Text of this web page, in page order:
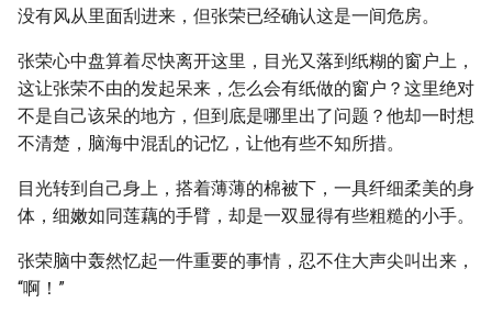
没有风从里面刮进来，但张荣已经确认这是一间危房。
张荣心中盘算着尽快离开这里，目光又落到纸糊的窗户上，
这让张荣不由的发起呆来，怎么会有纸做的窗户？这里绝对
不是自己该呆的地方，但到底是哪里出了问题？他却一时想
不清楚，脑海中混乱的记忆，让他有些不知所措。
目光转到自己身上，搭着薄薄的棉被下，一具纤细柔美的身
体，细嫩如同莲藕的手臂，却是一双显得有些粗糙的小手。
张荣脑中轰然忆起一件重要的事情，忍不住大声尖叫出来，
“啊！”